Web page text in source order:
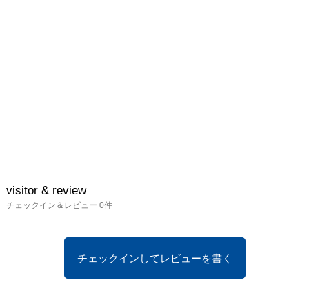
visitor & review
チェックイン＆レビュー 0件
チェックインしてレビューを書く